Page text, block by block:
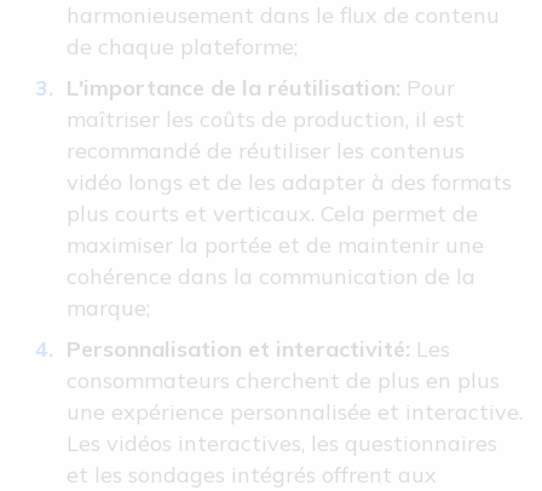
harmonieusement dans le flux de contenu
de chaque plateforme;
L'importance de la réutilisation: Pour
maîtriser les coûts de production, il est
recommandé de réutiliser les contenus
vidéo longs et de les adapter à des formats
plus courts et verticaux. Cela permet de
maximiser la portée et de maintenir une
cohérence dans la communication de la
marque;
Personnalisation et interactivité: Les
consommateurs cherchent de plus en plus
une expérience personnalisée et interactive.
Les vidéos interactives, les questionnaires
et les sondages intégrés offrent aux